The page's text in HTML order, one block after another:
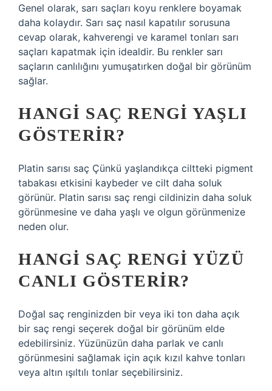
Genel olarak, sarı saçları koyu renklere boyamak
daha kolaydır. Sarı saç nasıl kapatılır sorusuna
cevap olarak, kahverengi ve karamel tonları sarı
saçları kapatmak için idealdir. Bu renkler sarı
saçların canlılığını yumuşatırken doğal bir görünüm
sağlar.
HANGI SAÇ RENGI YAŞLI
GÖSTERIR?
Platin sarısı saç Çünkü yaşlandıkça ciltteki pigment
tabakası etkisini kaybeder ve cilt daha soluk
görünür. Platin sarısı saç rengi cildinizin daha soluk
görünmesine ve daha yaşlı ve olgun görünmenize
neden olur.
HANGI SAÇ RENGI YÜZÜ
CANLI GÖSTERIR?
Doğal saç renginizden bir veya iki ton daha açık
bir saç rengi seçerek doğal bir görünüm elde
edebilirsiniz. Yüzünüzün daha parlak ve canlı
görünmesini sağlamak için açık kızıl kahve tonları
veya altın ışıltılı tonlar seçebilirsiniz.